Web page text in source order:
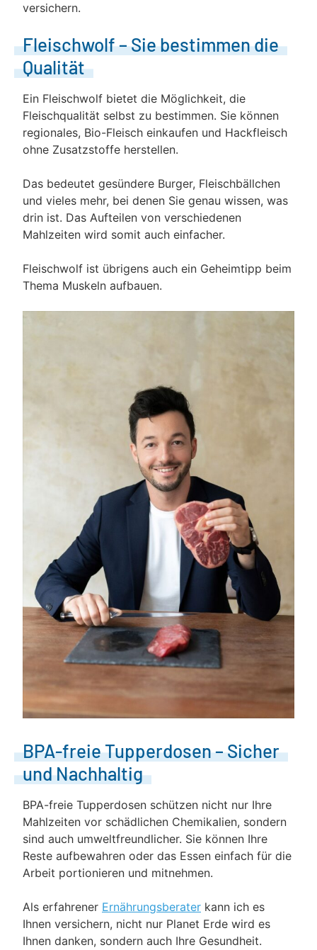
versichern.
Fleischwolf – Sie bestimmen die
Qualität
Ein Fleischwolf bietet die Möglichkeit, die
Fleischqualität selbst zu bestimmen. Sie können
regionales, Bio-Fleisch einkaufen und Hackfleisch
ohne Zusatzstoffe herstellen.
Das bedeutet gesündere Burger, Fleischbällchen
und vieles mehr, bei denen Sie genau wissen, was
drin ist. Das Aufteilen von verschiedenen
Mahlzeiten wird somit auch einfacher.
Fleischwolf ist übrigens auch ein Geheimtipp beim
Thema Muskeln aufbauen.
BPA-freie Tupperdosen – Sicher
und Nachhaltig
BPA-freie Tupperdosen schützen nicht nur Ihre
Mahlzeiten vor schädlichen Chemikalien, sondern
sind auch umweltfreundlicher. Sie können Ihre
Reste aufbewahren oder das Essen einfach für die
Arbeit portionieren und mitnehmen.
Als erfahrener Ernährungsberater kann ich es
Ihnen versichern, nicht nur Planet Erde wird es
Ihnen danken, sondern auch Ihre Gesundheit.